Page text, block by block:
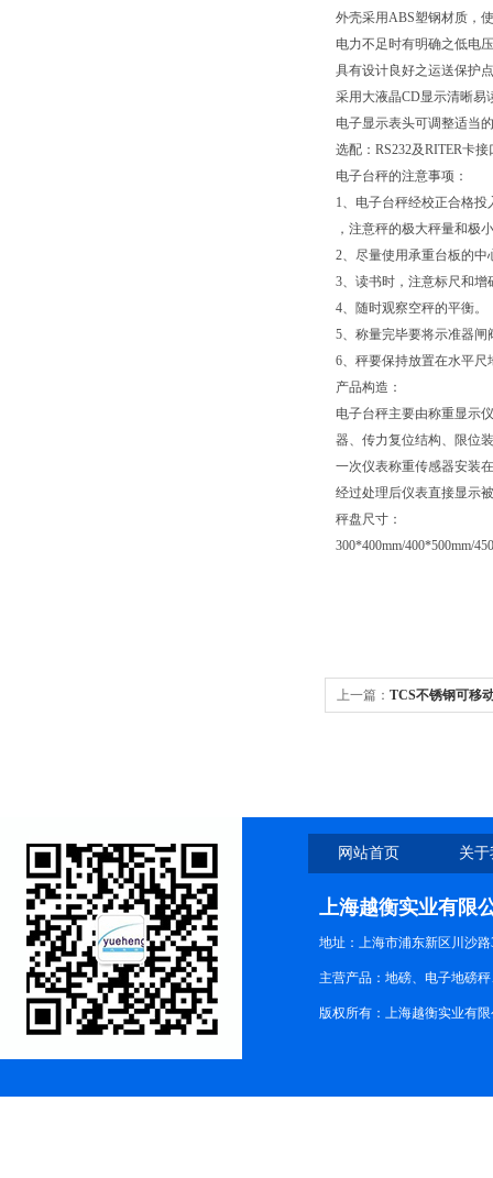
外壳采用ABS塑钢材质，
电力不足时有明确之低电
具有设计良好之运送保护
采用大液晶CD显示清晰易
电子显示表头可调整适当
选配：RS232及RITER卡
电子台秤的注意事项：
1、电子台秤经校正合格
，注意秤的极大秤量和极
2、尽量使用承重台板的
3、读书时，注意标尺和
4、随时观察空秤的平衡。
5、称量完毕要将示准器
6、秤要保持放置在水平
产品构造：
电子台秤主要由称重显示
器、传力复位结构、限位
一次仪表称重传感器安装
经过处理后仪表直接显示
秤盘尺寸：
300*400mm/400*500mm/
上一篇： TCS不锈钢可移
网站首页 关
上海越衡实业有限
地址：上海市浦东新区川沙路
主营产品：地磅、电子地磅
版权所有：上海越衡实业有